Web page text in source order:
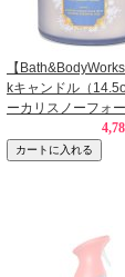
【
kキャンドル（
ーカリスノーフォ